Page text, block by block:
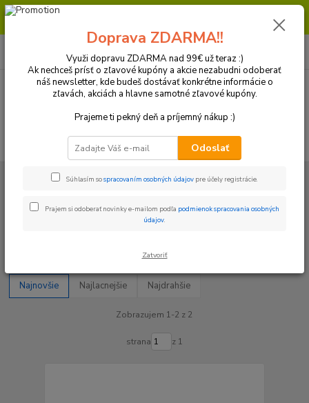
Milí zákazníci, pri objednávke nad 99€ získate poštovné ZDARMA.
(Po-Pia, 8:30-16:30 hod.)
Reťazové sady a diely Vývodove kolieska TM racing
TM racing
Najnovšie Najlacnejšie Najdrahšie
Zobrazujem 1-2 z 2
strana z 1
Doprava ZDARMA!!
Využi dopravu ZDARMA nad 99€ už teraz :)
Ak nechceš prísť o zľavové kupóny a akcie nezabudni odoberať
náš newsletter, kde budeš dostávať konkrétne informácie o
zľavách, akciách a hlavne samotné zľavové kupóny.
Prajeme ti pekný deň a príjemný nákup :)
Odoslať
Súhlasím sospracovaním osobných údajov pre účely registrácie.
Prajem si odoberať novinky e-mailom podľa podmienok spracovania osobných
údajov.
Zatvoriť